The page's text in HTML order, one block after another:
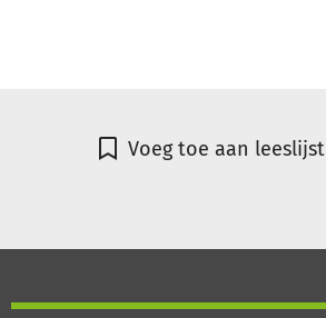
Voeg toe aan leeslijst